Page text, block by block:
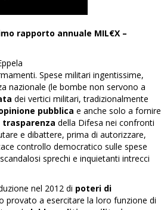
rapporto annuale MIL€X –
Spese militari ingentissime,
nazionale (le bombe non servono a
dei vertici militari, tradizionalmente
pubblica e anche solo a fornire
trasparenza della Difesa nei confronti
e dibattere, prima di autorizzare,
controllo democratico sulle spese
sprechi e inquietanti intrecci
nel 2012 di poteri di
provato a esercitare la loro funzione di